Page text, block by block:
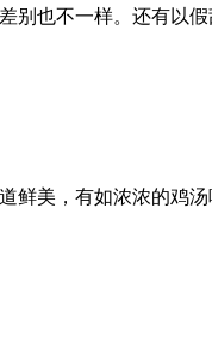
也不一样。还有以假
鲜美，有如浓浓的鸡